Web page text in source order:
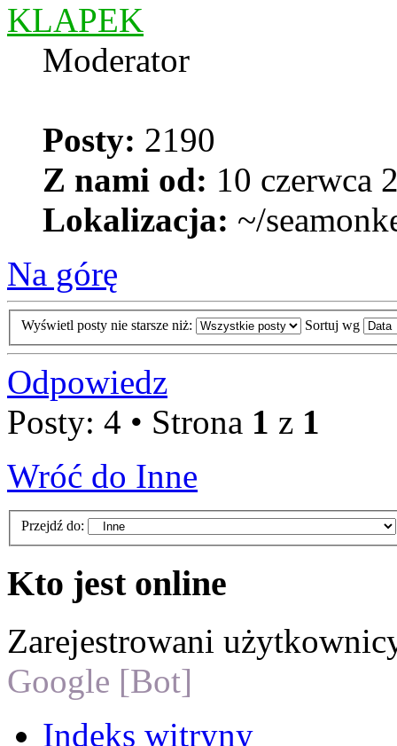
KLAPEK
Moderator
Posty: 2190
Z nami od: 10 czerwca
Lokalizacja: ~/
Na górę
Wyświetl posty nie starsze niż: Sortuj wg
Odpowiedz
Posty: 4 • Strona 1 z 1
Wróć do Inne
Przejdź do:
Kto jest online
Zarejestrowani
Google [Bot]
Indeks witryny